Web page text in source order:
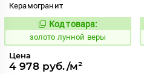
Керамогранит
521883
Код товара:
золото лунной веры
Цена
4 978 руб./м²